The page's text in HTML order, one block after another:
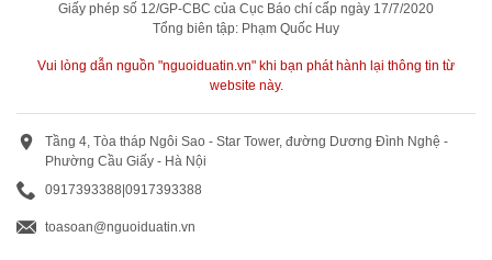
Giấy phép số 12/GP-CBC của Cục Báo chí cấp ngày 17/7/2020
Tổng biên tập: Phạm Quốc Huy
Vui lòng dẫn nguồn "nguoiduatin.vn" khi bạn phát hành lại thông tin từ
website này.
Tầng 4, Tòa tháp Ngôi Sao - Star Tower, đường Dương Đình Nghệ -
Phường Cầu Giấy - Hà Nội
0917393388 0917393388
toasoan@nguoiduatin.vn